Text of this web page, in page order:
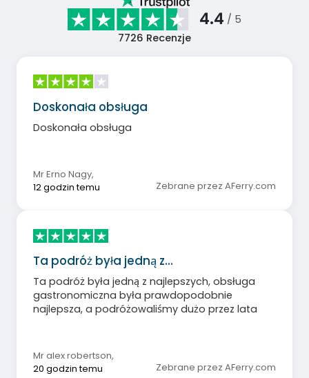
4.4 / 5
7726 Recenzje
Doskonała obsługa
Doskonała obsługa
Mr Erno Nagy,
12 godzin temu
Zebrane przez AFerry.com
Ta podróż była jedną z…
Ta podróż była jedną z najlepszych, obsługa
gastronomiczna była prawdopodobnie
najlepsza, a podróżowaliśmy dużo przez lata
Mr alex robertson,
20 godzin temu
Zebrane przez AFerry.com